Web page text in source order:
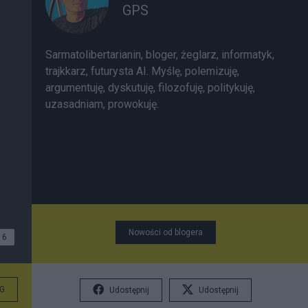
6
GPS
Sarmatolibertarianin, bloger, żeglarz, informatyk,
trajkkarz, futurysta AI. Myślę, polemizuję,
argumentuję, dyskutuję, filozofuję, politykuję,
uzasadniam, prowokuję.
Nowości od blogera
Udostępnij Udostępnij